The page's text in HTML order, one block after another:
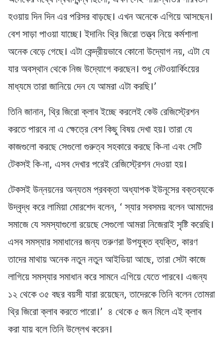
হওয়ায় দিন দিন এর পরিসর বাড়ছে। এখন অনেকে এগিয়ে আসছেন।
বেশ সাড়া পাওয়া যাচ্ছে। ইদানিং থ্রি জিরো তত্ত্ব নিয়ে কর্মশালা
অনেক বেড়ে গেছে। এটা কেন্দ্রীয়ভাবে কোনো উদ্যোগ নয়, এটা যে
যার অবস্থান থেকে নিজ উদ্যোগে করছেন। শুধু নেটওয়ার্কিংয়ের
মাধ্যমে তারা জানিয়ে দেন যে আমরা এটা করছি।’
তিনি জানান, থ্রি জিরো ক্লাব ইচ্ছে করলেই কেউ রেজিস্ট্রেশন
করতে পারবে না এ ক্ষেত্রে বেশ কিছু বিষয় দেখা হয়। তারা যে
কাজগুলো করছে সেগুলো গুরুত্ব সহকারে করছে কি-না এবং সেটি
টেকসই কি-না, এসব দেখার পরেই রেজিস্ট্রেশন দেওয়া হয়।
টেকসই উন্নয়নের অন্যতম প্রবক্তা অধ্যাপক ইউনূসের বক্তব্যকে
উদ্বৃদ্ধ করে লামিয়া মোরশেদ বলেন, ‘ স্যার সবসময় বলেন আমাদের
সমাজে যে সমস্যাগুলো রয়েছে সেগুলো আমরা নিজেরাই সৃষ্টি করেছি।
এসব সমস্যার সমাধানের জন্য তরুণরা উপযুক্ত ব্যক্তি, কারণ
তাদের মাথায় অনেক নতুন নতুন আইডিয়া আছে, তারা সেটা কাজে
লাগিয়ে সমস্যার সমাধান করে সামনে এগিয়ে যেতে পারবে। এজন্য
১২ থেকে ৩৫ বছর বয়সী যারা রয়েছেন, তাদেরকে তিনি বলেন তোমরা
থ্রি জিরো ক্লাব করতে পারো।’ ৪ থেকে ৫ জন মিলে এই ক্লাব
করা যায় বলে তিনি উল্লেখ করেন।